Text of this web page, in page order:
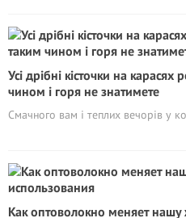
Усі дрібні кісточки на карасях
чином і горя не знатимете
Смачного вам і теплих вечорів у
Как оптоволокно меняет